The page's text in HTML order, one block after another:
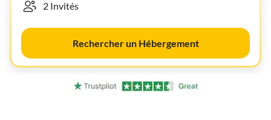
Rechercher un Hébergement